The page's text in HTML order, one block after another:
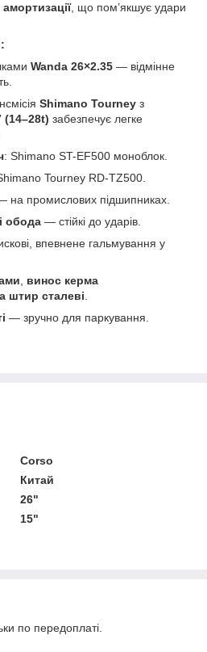
, що пом’якшує удари
Wanda 26×2.35 — відмінне
Shimano Tourney з
(14–28t) забезпечує легке
: Shimano ST-EF500 моноблок.
Tourney RD-TZ500.
на промислових підшипниках.
обода — стійкі до ударів.
впевнене гальмування у
, винос керма
штир сталеві.
— зручно для паркування.
Corso
Китай
26"
15"
по передоплаті.